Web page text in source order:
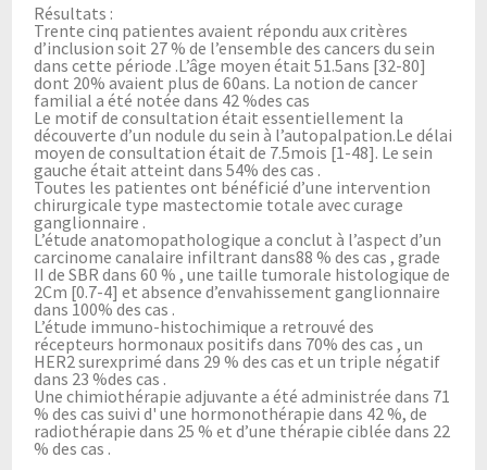
Résultats :
Trente cinq patientes avaient répondu aux critères
d’inclusion soit 27 % de l’ensemble des cancers du sein
dans cette période .L’âge moyen était 51.5ans [32-80]
dont 20% avaient plus de 60ans. La notion de cancer
familial a été notée dans 42 %des cas
Le motif de consultation était essentiellement la
découverte d’un nodule du sein à l’autopalpation.Le délai
moyen de consultation était de 7.5mois [1-48]. Le sein
gauche était atteint dans 54% des cas .
Toutes les patientes ont bénéficié d’une intervention
chirurgicale type mastectomie totale avec curage
ganglionnaire .
L’étude anatomopathologique a conclut à l’aspect d’un
carcinome canalaire infiltrant dans88 % des cas , grade
II de SBR dans 60 % , une taille tumorale histologique de
2Cm [0.7-4] et absence d’envahissement ganglionnaire
dans 100% des cas .
L’étude immuno-histochimique a retrouvé des
récepteurs hormonaux positifs dans 70% des cas , un
HER2 surexprimé dans 29 % des cas et un triple négatif
dans 23 %des cas .
Une chimiothérapie adjuvante a été administrée dans 71
% des cas suivi d' une hormonothérapie dans 42 %, de
radiothérapie dans 25 % et d’une thérapie ciblée dans 22
% des cas .